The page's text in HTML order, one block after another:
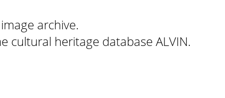
archive.
cultural heritage database ALVIN.